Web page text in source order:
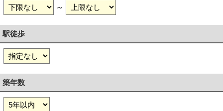
～
駅徒歩
築年数